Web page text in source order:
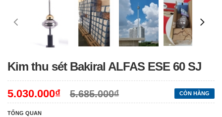
Kim thu sét Bakiral ALFAS ESE 60 SJ
CÒN HÀNG
5.030.000₫ 5.685.000₫
TỔNG QUAN